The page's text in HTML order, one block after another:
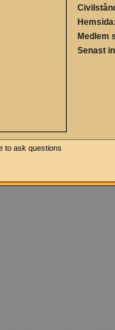
Medlem
Senast
to ask questions